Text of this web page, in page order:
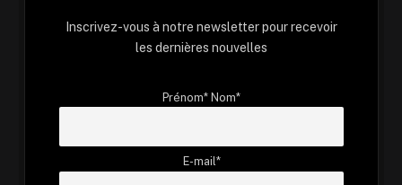
Inscrivez-vous à notre newsletter pour recevoir
les dernières nouvelles
Prénom* Nom*
E-mail*